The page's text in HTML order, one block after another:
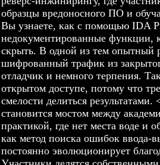
образцы вредоносного ПО и
Вы узнаете, как с помощью IDA
недокументированные функции,
скрыть. В одной из тем опытный
шифрованный трафик из
отладчик и немного терпения.
открытом доступе, потому что
смелости делиться
становится мостом между
практикой, где нет места воде и
как метод поиска ошибок ввода-
постоянно эволюционирует